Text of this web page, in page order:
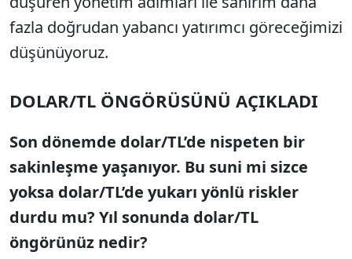
fazla doğrudan yabancı yatırımcı göreceğimizi
düşünüyoruz.
DOLAR/TL ÖNGÖRÜSÜNÜ AÇIKLADI
Son dönemde dolar/TL’de nispeten bir
sakinleşme yaşanıyor. Bu suni mi sizce
yoksa dolar/TL’de yukarı yönlü riskler
durdu mu? Yıl sonunda dolar/TL
öngörünüz nedir?